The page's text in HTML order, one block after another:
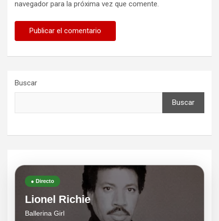
navegador para la próxima vez que comente.
Buscar
Buscar
● Directo
Lionel Richie
Ballerina Girl